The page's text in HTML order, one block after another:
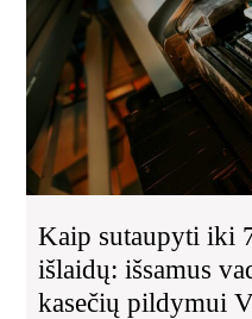
Kaip sutaupyti iki
išlaidų: išsamus
kasečių pildymui